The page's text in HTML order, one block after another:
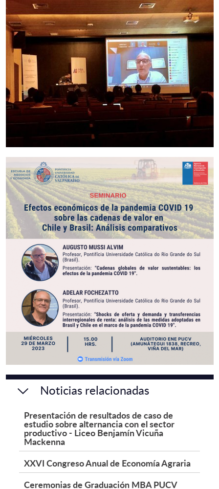
Noticias relacionadas
Presentación de resultados de caso de
estudio sobre alternancia con el sector
productivo - Liceo Benjamín Vicuña
Mackenna
XXVI Congreso Anual de Economía Agraria
Ceremonias de Graduación MBA PUCV